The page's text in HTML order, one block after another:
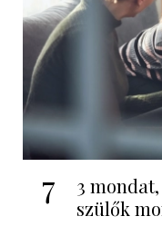
7
3
szülők